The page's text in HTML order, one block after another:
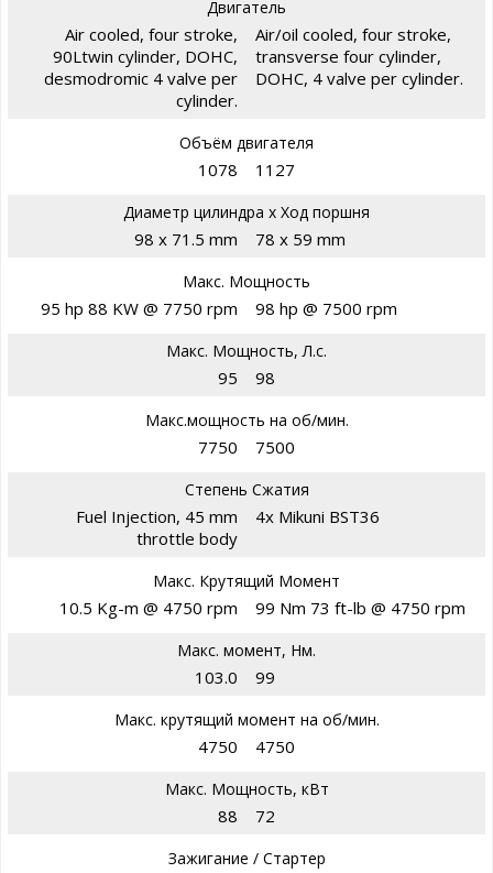
Двигатель
Air cooled, four stroke,
90Ltwin cylinder, DOHC,
desmodromic 4 valve per
cylinder.
Air/oil cooled, four stroke,
transverse four cylinder,
DOHC, 4 valve per cylinder.
Объём двигателя
1078 1127
Диаметр цилиндра х Ход поршня
98 x 71.5 mm 78 x 59 mm
Макс. Мощность
95 hp 88 KW @ 7750 rpm 98 hp @ 7500 rpm
Макс. Мощность, Л.с.
95 98
Макс.мощность на об/мин.
7750 7500
Степень Сжатия
Fuel Injection, 45 mm
throttle body
4x Mikuni BST36
Макс. Крутящий Момент
10.5 Kg-m @ 4750 rpm 99 Nm 73 ft-lb @ 4750 rpm
Макс. момент, Нм.
103.0 99
Макс. крутящий момент на об/мин.
4750 4750
Макс. Мощность, кВт
88 72
Зажигание / Стартер